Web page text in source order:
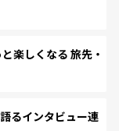
楽しくなる 旅先・
るインタビュー連